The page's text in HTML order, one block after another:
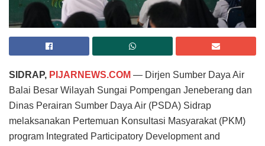
SIDRAP, PIJARNEWS.COM — Dirjen Sumber Daya Air
Balai Besar Wilayah Sungai Pompengan Jeneberang dan
Dinas Perairan Sumber Daya Air (PSDA) Sidrap
melaksanakan Pertemuan Konsultasi Masyarakat (PKM)
program Integrated Participatory Development and